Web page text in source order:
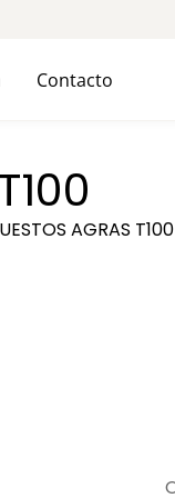
Contacto
AGRAS T100